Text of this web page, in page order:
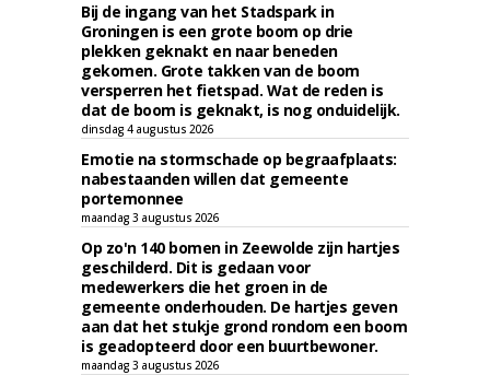
Bij de ingang van het Stadspark in
Groningen is een grote boom op drie
plekken geknakt en naar beneden
gekomen. Grote takken van de boom
versperren het fietspad. Wat de reden is
dat de boom is geknakt, is nog onduidelijk.
dinsdag 4 augustus 2026
Emotie na stormschade op begraafplaats:
nabestaanden willen dat gemeente
portemonnee
maandag 3 augustus 2026
Op zo'n 140 bomen in Zeewolde zijn hartjes
geschilderd. Dit is gedaan voor
medewerkers die het groen in de
gemeente onderhouden. De hartjes geven
aan dat het stukje grond rondom een boom
is geadopteerd door een buurtbewoner.
maandag 3 augustus 2026